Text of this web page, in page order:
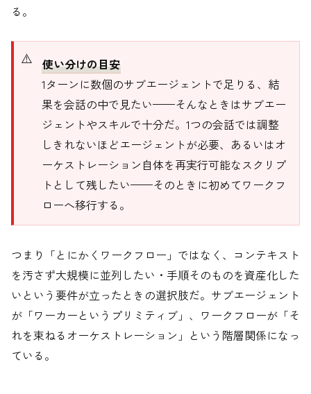
る。
使い分けの目安
1ターンに数個のサブエージェントで足りる、結
果を会話の中で見たい——そんなときはサブエー
ジェントやスキルで十分だ。1つの会話では調整
しきれないほどエージェントが必要、あるいはオ
ーケストレーション自体を再実行可能なスクリプ
トとして残したい——そのときに初めてワークフ
ローへ移行する。
つまり「とにかくワークフロー」ではなく、コンテキスト
を汚さず大規模に並列したい・手順そのものを資産化した
いという要件が立ったときの選択肢だ。サブエージェント
が「ワーカーというプリミティブ」、ワークフローが「そ
れを束ねるオーケストレーション」という階層関係になっ
ている。